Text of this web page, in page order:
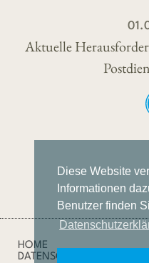
Diese Website
Informationen
Benutzer finden
Aktuelle
HOME
DATENSCHUTZ